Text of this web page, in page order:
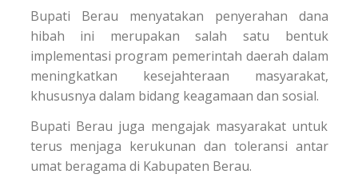
Bupati Berau menyatakan penyerahan dana
hibah ini merupakan salah satu bentuk
implementasi program pemerintah daerah dalam
meningkatkan kesejahteraan masyarakat,
khususnya dalam bidang keagamaan dan sosial.
Bupati Berau juga mengajak masyarakat untuk
terus menjaga kerukunan dan toleransi antar
umat beragama di Kabupaten Berau.